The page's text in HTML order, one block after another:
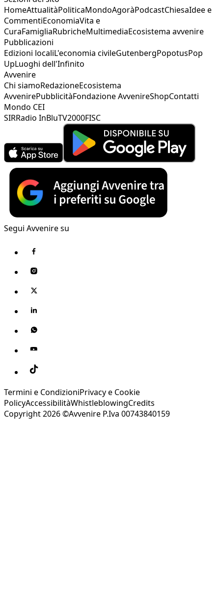
HomeAttualitàPoliticaMondoAgoràPodcastChiesaIdee e
CommentiEconomiaVita e
CuraFamigliaRubricheMultimediaEcosistema avvenire
Pubblicazioni
Edizioni localiL'economia civileGutenbergPopotusPop
UpLuoghi dell'Infinito
Avvenire
Chi siamoRedazioneEcosistema
AvvenirePubblicitàFondazione AvvenireShopContatti
Mondo CEI
SIRRadio InBluTV2000FISC
Segui Avvenire su
Termini e CondizioniPrivacy e Cookie
PolicyAccessibilitàWhistleblowingCredits
Copyright 2026 ©Avvenire P.Iva 00743840159